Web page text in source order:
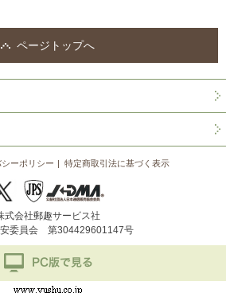
ページトップへ
ーポリシー 特定商取引法に基づく表示
式会社郵趣サービス社
委員会 第304429601147号